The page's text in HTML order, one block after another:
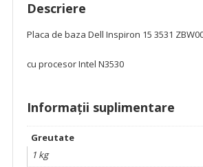
B481P
Functionala
Descriere
Placa de baza Dell Inspiron 15 3531
cu procesor Intel N3530
Informații suplimentare
Greutate
1 kg